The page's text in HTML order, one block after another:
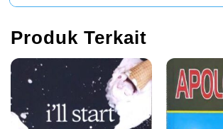
Produk Terkait